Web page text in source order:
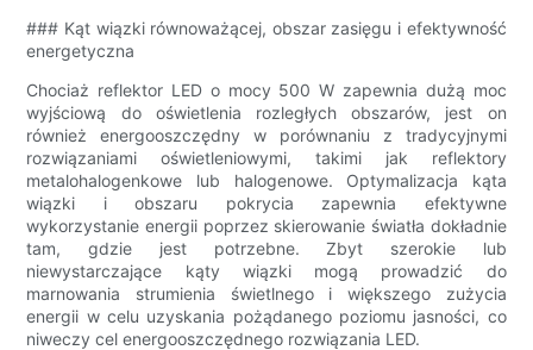
### Kąt wiązki równoważącej, obszar zasięgu i efektywność
energetyczna
Chociaż reflektor LED o mocy 500 W zapewnia dużą moc
wyjściową do oświetlenia rozległych obszarów, jest on
również energooszczędny w porównaniu z tradycyjnymi
rozwiązaniami oświetleniowymi, takimi jak reflektory
metalohalogenkowe lub halogenowe. Optymalizacja kąta
wiązki i obszaru pokrycia zapewnia efektywne
wykorzystanie energii poprzez skierowanie światła dokładnie
tam, gdzie jest potrzebne. Zbyt szerokie lub
niewystarczające kąty wiązki mogą prowadzić do
marnowania strumienia świetlnego i większego zużycia
energii w celu uzyskania pożądanego poziomu jasności, co
niweczy cel energooszczędnego rozwiązania LED.